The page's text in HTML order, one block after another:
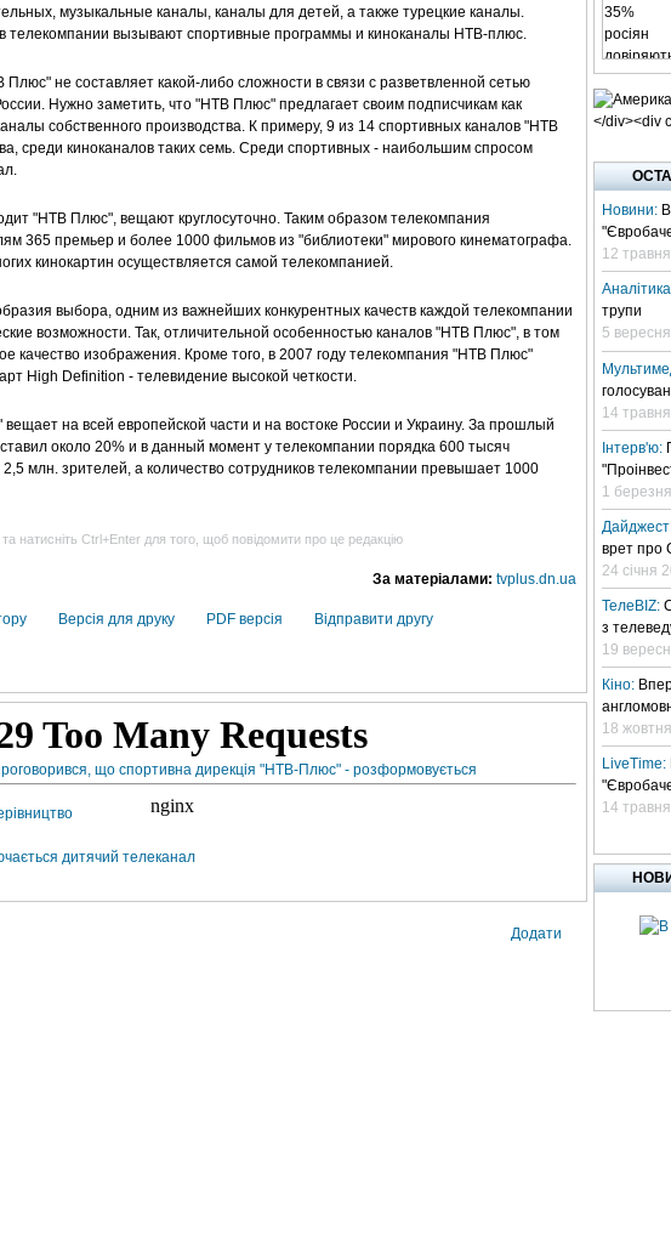
музыкальные каналы, каналы для детей, а также турецкие каналы.
телекомпании вызывают спортивные программы и киноканалы НТВ-плюс.
не составляет какой-либо сложности в связи с разветвленной сетью
Нужно заметить, что "НТВ Плюс" предлагает своим подписчикам как
собственного производства. К примеру, 9 из 14 спортивных каналов "НТВ
среди киноканалов таких семь. Среди спортивных - наибольшим спросом
"НТВ Плюс", вещают круглосуточно. Таким образом телекомпания
365 премьер и более 1000 фильмов из "библиотеки" мирового кинематографа.
кинокартин осуществляется самой телекомпанией.
выбора, одним из важнейших конкурентных качеств каждой телекомпании
возможности. Так, отличительной особенностью каналов "НТВ Плюс", в том
качество изображения. Кроме того, в 2007 году телекомпания "НТВ Плюс"
High Definition - телевидение высокой четкости.
на всей европейскoй части и на востоке России и Украину. За прошлый
около 20% и в данный момент у телекомпании порядка 600 тысяч
млн. зрителей, а количество сотрудников телекомпании превышает 1000
натисніть Ctrl+Enter для того, щоб повідомити про це редакцію
За матеріалами: tvplus.dn.ua
Версія для друку PDF версія Відправити другу
що спортивна дирекція "НТВ-Плюс" - розформовується
дитячий телеканал
Додати
Новини:
12
трупи
5
14
Інтерв'ю:
1
врет про
24 січня
ТелеBIZ:
з
19
Кіно:
18
LiveTime:
14